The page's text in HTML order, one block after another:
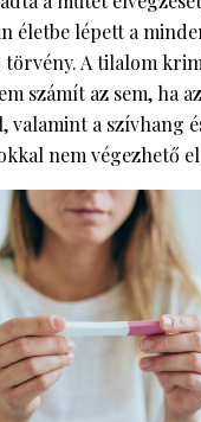
életbe lépett a
törvény. A tilalom
számít az sem, ha
valamint a szívhang
nem végezhető el